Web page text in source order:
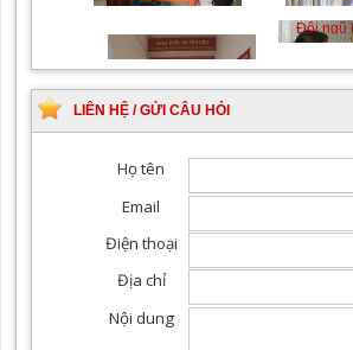
Đội ngũ
chuyên
LIÊN HỆ / GỬI CÂU HỎI